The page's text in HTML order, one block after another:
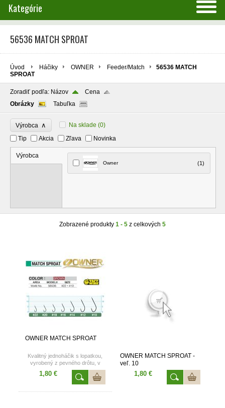
Kategórie
56536 MATCH SPROAT
Úvod Háčiky OWNER Feeder/Match
56536 MATCH
SPROAT
Zoradiť podľa: Názov
Cena
Obrázky
Tabuľka
Výrobca ∧ Na sklade (0)
Tip
Akcia Zľava Novinka
Výrobca
Owner (1)
Zobrazené produkty 1 - 5 z celkových 5
OWNER MATCH SPROAT
Kvalitný jednoháčik s lopatkou,
vyrobený z pevného drôtu, v
hnedej farbe. Dostupné vo
veľkostiach 16, 14, 12, 10.
1,80 €
OWNER MATCH SPROAT -
veľ. 10
1,80 €